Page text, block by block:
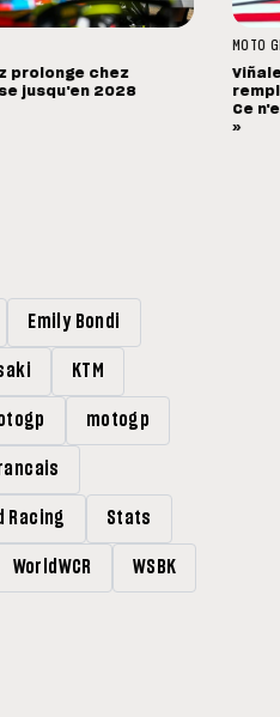
prolonge chez
jusqu'en 2028
MOTO
Ce
»
Emily Bondi
KTM
motogp
Racing Stats
WorldWCR WSBK